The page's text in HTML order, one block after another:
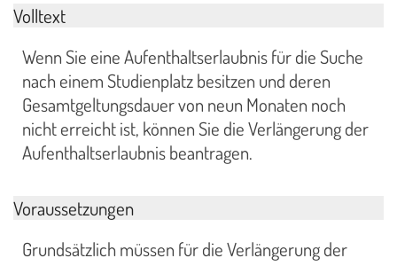
Volltext
Wenn Sie eine Aufenthaltserlaubnis für die Suche
nach einem Studienplatz besitzen und deren
Gesamtgeltungsdauer von neun Monaten noch
nicht erreicht ist, können Sie die Verlängerung der
Aufenthaltserlaubnis beantragen.
Voraussetzungen
Grundsätzlich müssen für die Verlängerung der